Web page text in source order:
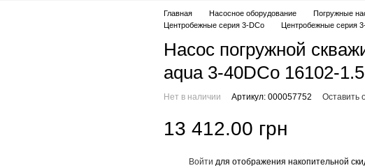
Главная Насосное оборудование Погружные
Центробежные серия 3-DCo
Центробежные серия
Насос погружной
aqua 3-40DCo 16102-
Нет в наличии Артикул: 000057752 Оставить
13 412.00 грн
Войти для отображения накопительной